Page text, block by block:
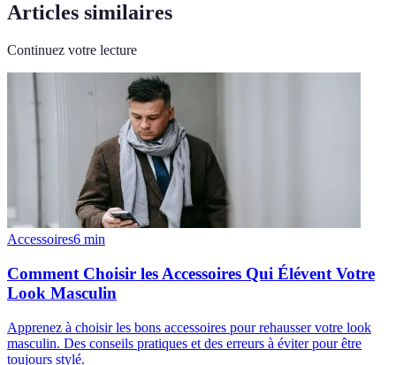
Articles similaires
Continuez votre lecture
Accessoires6 min
Comment Choisir les Accessoires Qui Élévent Votre
Look Masculin
Apprenez à choisir les bons accessoires pour rehausser votre look
masculin. Des conseils pratiques et des erreurs à éviter pour être
toujours stylé.